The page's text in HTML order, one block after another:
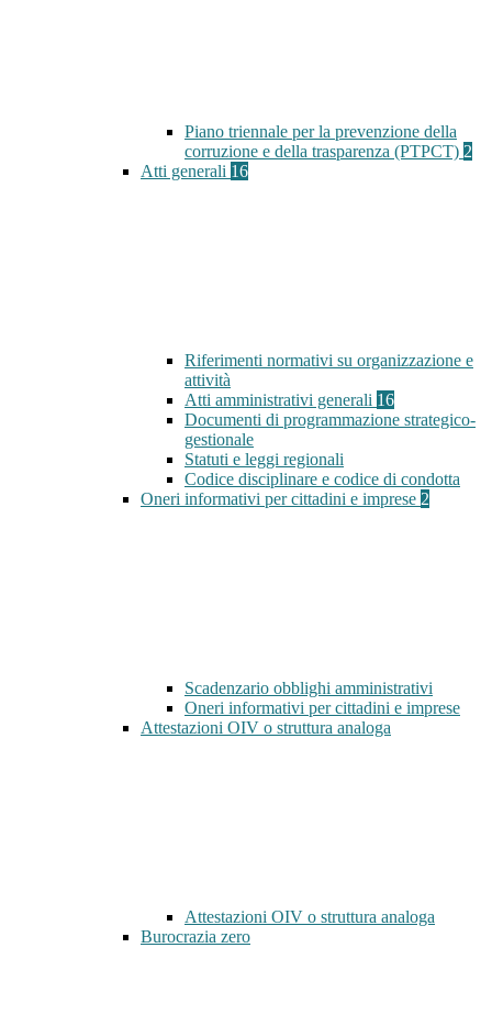
Piano triennale per la prevenzione della
corruzione e della trasparenza (PTPCT) 2
Atti generali 16
Riferimenti normativi su organizzazione e
attività
Atti amministrativi generali 16
Documenti di programmazione strategico-
gestionale
Statuti e leggi regionali
Codice disciplinare e codice di condotta
Oneri informativi per cittadini e imprese 2
Scadenzario obblighi amministrativi
Oneri informativi per cittadini e imprese
Attestazioni OIV o struttura analoga
Attestazioni OIV o struttura analoga
Burocrazia zero